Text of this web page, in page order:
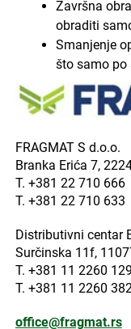
Završna
obraditi
Smanjenje
što samo po
FRAGMAT S d.o.o.
Branka Erića 7,
T. +381 22 710 666
T. +381 22 710 633
Distributivni centar
Surčinska 11f,
T. +381 11 2260 129
T. +381 11 2260
office@fragmat.rs